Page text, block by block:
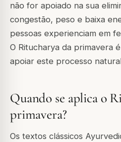
não for apoiado na sua
congestão, peso e baixa
pessoas experienciam em
O Ritucharya da primavera
apoiar este processo
Quando se aplica o
primavera?
Os textos clássicos